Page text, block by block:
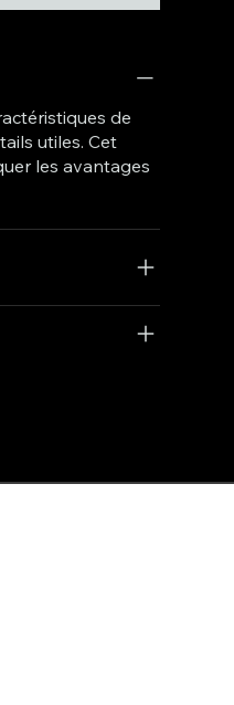
de
utiles. Cet
les avantages